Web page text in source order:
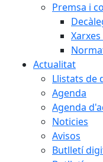
Premsa i
Actualitat
Llistats de
Agenda
Agenda
Noticies
Avisos
Butlletí